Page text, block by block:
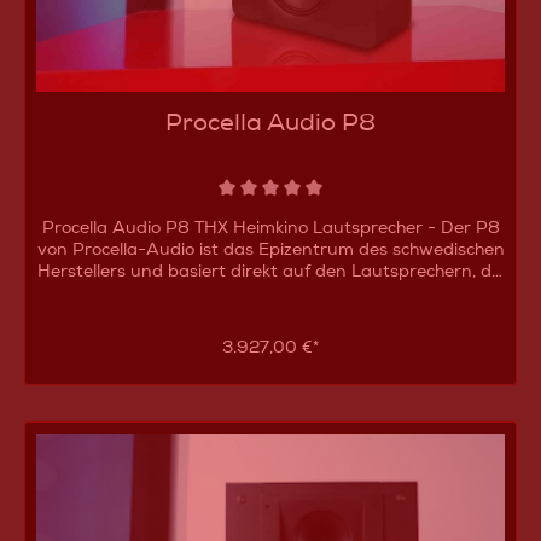
Procella Audio P8
Procella Audio P8 THX Heimkino Lautsprecher - Der P8
von Procella-Audio ist das Epizentrum des schwedischen
Herstellers und basiert direkt auf den Lautsprechern, die
entwickelt wurden, um die Vorzüge moderner DTS HD
Master Audio Soundtracks demonstrieren zu können.
Der P8 ist dabei so gut geworden, hinsichtlich der
Abstrahlcharakteristik, dass der Lautsprecher eine THX-
High-End Heimkinos, sondern auch in Tonstudios zu
3.927,00 €*